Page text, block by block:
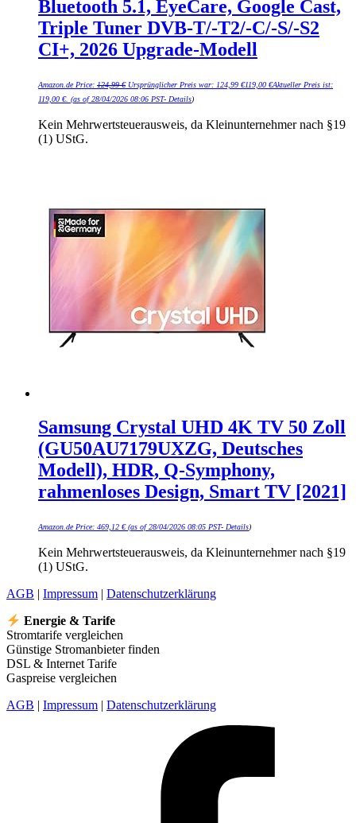
Bluetooth 5.1, EyeCare, Google Cast,
Triple Tuner DVB-T/-T2/-C/-S/-S2
CI+, 2026 Upgrade-Modell
Amazon.de Price: 124,99€ Ursprünglicher Preis war: 124,99 €119,00 €Aktueller Preis ist:
119,00 €. (as of 28/04/2026 08:06 PST- Details)
Kein Mehrwertsteuerausweis, da Kleinunternehmer nach §19
(1) UStG.
Samsung Crystal UHD 4K TV 50 Zoll
(GU50AU7179UXZG, Deutsches
Modell), HDR, Q-Symphony,
rahmenloses Design, Smart TV [2021]
Amazon.de Price: 469,12 €(as of 28/04/2026 08:05 PST- Details)
Kein Mehrwertsteuerausweis, da Kleinunternehmer nach §19
(1) UStG.
AGB | Impressum | Datenschutzerklärung
Energie & Tarife
Stromtarife vergleichen
Günstige Stromanbieter finden
DSL & Internet Tarife
Gaspreise vergleichen
AGB | Impressum | Datenschutzerklärung